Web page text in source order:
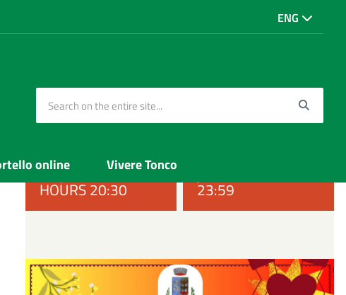
ENG
online Vivere Tonco
FROM SATURDAY,
22 JUNE 2024
HOURS 20:30 23:59